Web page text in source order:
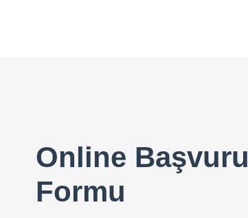
Online Başvuru
Formu